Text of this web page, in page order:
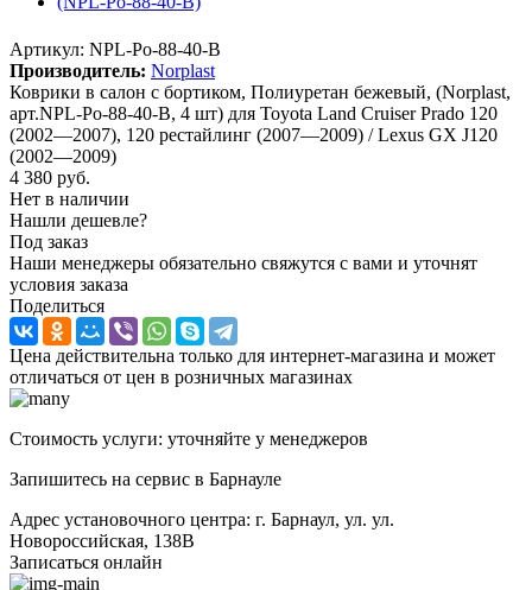
Артикул: NPL-Po-88-40-B
Производитель: Norplast
Коврики в салон с бортиком, Полиуретан бежевый, (Norplast,
арт.NPL-Po-88-40-B, 4 шт) для Toyota Land Cruiser Prado 120
(2002—2007), 120 рестайлинг (2007—2009) / Lexus GX J120
(2002—2009)
4 380 руб.
Нет в наличии
Нашли дешевле?
Под заказ
Наши менеджеры обязательно свяжутся с вами и уточнят
условия заказа
Поделиться
Цена действительна только для интернет-магазина и может
отличаться от цен в розничных магазинах
Стоимость услуги: уточняйте у менеджеров
Запишитесь на сервис в Барнауле
Адрес установочного центра: г. Барнаул, ул. ул.
Новороссийская, 138В
Записаться онлайн